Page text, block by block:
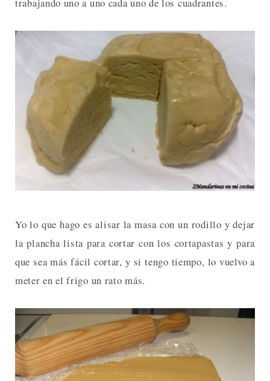
Yo lo que hago es alisar la masa con un rodillo y dejar
la plancha lista para cortar con los cortapastas y para
que sea más fácil cortar, y si tengo tiempo, lo vuelvo a
meter en el frigo un rato más.